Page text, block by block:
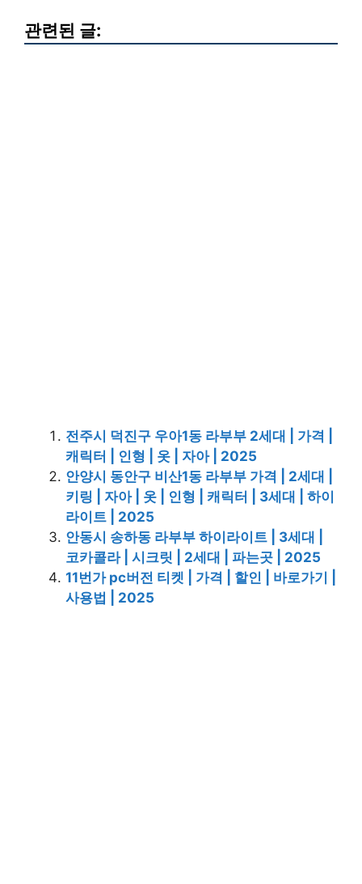
관련된 글:
전주시 덕진구 우아1동 라부부 2세대 | 가격 |
캐릭터 | 인형 | 옷 | 자아 | 2025
안양시 동안구 비산1동 라부부 가격 | 2세대 |
키링 | 자아 | 옷 | 인형 | 캐릭터 | 3세대 | 하이
라이트 | 2025
안동시 송하동 라부부 하이라이트 | 3세대 |
코카콜라 | 시크릿 | 2세대 | 파는곳 | 2025
11번가 pc버전 티켓 | 가격 | 할인 | 바로가기 |
사용법 | 2025